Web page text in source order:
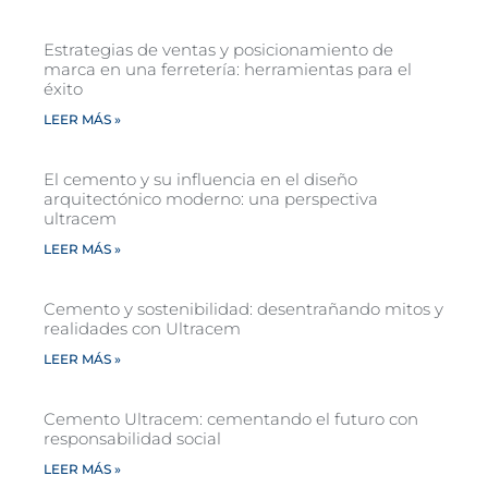
Estrategias de ventas y posicionamiento de
marca en una ferretería: herramientas para el
éxito
LEER MÁS »
El cemento y su influencia en el diseño
arquitectónico moderno: una perspectiva
ultracem
LEER MÁS »
Cemento y sostenibilidad: desentrañando mitos y
realidades con Ultracem
LEER MÁS »
Cemento Ultracem: cementando el futuro con
responsabilidad social
LEER MÁS »